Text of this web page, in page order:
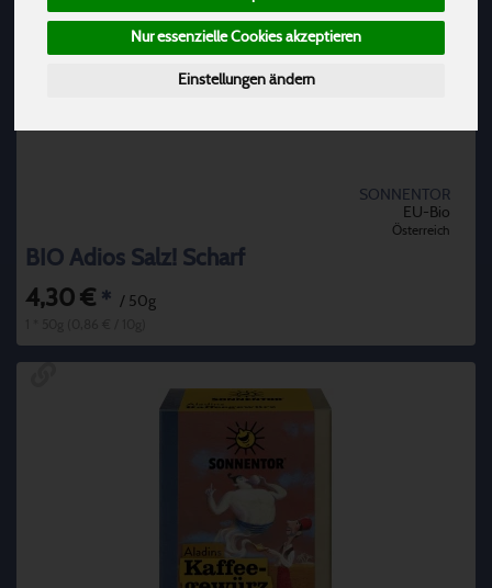
Nur essenzielle Cookies akzeptieren
Einstellungen ändern
SONNENTOR
EU-Bio
Österreich
BIO Adios Salz! Scharf
4,30 € * / 50g